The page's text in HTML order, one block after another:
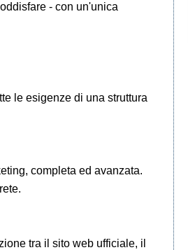
- con un'unica
le esigenze di una struttura
completa ed avanzata.
tra il sito web ufficiale, il